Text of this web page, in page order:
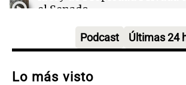
el Senado.
Audio.Luis Juez critica la
rurales y los errores del
Podcast Últimas 24
Lo más visto